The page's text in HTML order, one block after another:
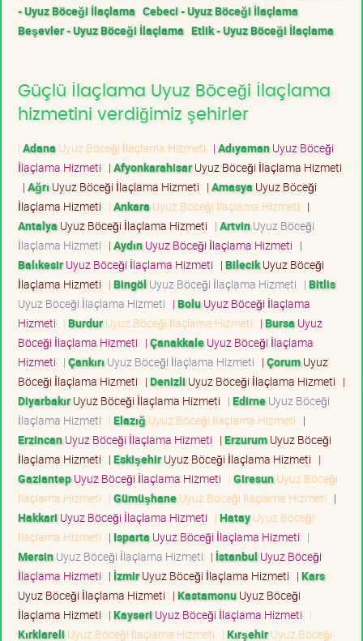
- Uyuz Böceği İlaçlama Cebeci - Uyuz Böceği İlaçlama
Beşevler - Uyuz Böceği İlaçlama Etlik - Uyuz Böceği İlaçlama
Güçlü İlaçlama Uyuz Böceği İlaçlama
hizmetini verdiğimiz şehirler
| Adana Uyuz Böceği İlaçlama Hizmeti | AdıyamanUyuz Böceği
İlaçlama Hizmeti | AfyonkarahisarUyuz Böceği İlaçlama Hizmeti
| Ağrı Uyuz Böceği İlaçlama Hizmeti | Amasya Uyuz Böceği
İlaçlama Hizmeti | Ankara Uyuz Böceği İlaçlama Hizmeti |
Antalya Uyuz Böceği İlaçlama Hizmeti | ArtvinUyuz Böceği
İlaçlama Hizmeti | AydınUyuz Böceği İlaçlama Hizmeti |
BalıkesirUyuz Böceği İlaçlama Hizmeti | BilecikUyuz Böceği
İlaçlama Hizmeti | Bingöl Uyuz Böceği İlaçlama Hizmeti | Bitlis
Uyuz Böceği İlaçlama Hizmeti | BoluUyuz Böceği İlaçlama
Hizmeti | BurdurUyuz Böceği İlaçlama Hizmeti | Bursa Uyuz
Böceği İlaçlama Hizmeti | ÇanakkaleUyuz Böceği İlaçlama
Hizmeti | Çankırı Uyuz Böceği İlaçlama Hizmeti | ÇorumUyuz
Böceği İlaçlama Hizmeti | Denizli Uyuz Böceği İlaçlama Hizmeti |
DiyarbakırUyuz Böceği İlaçlama Hizmeti | EdirneUyuz Böceği
İlaçlama Hizmeti | Elazığ Uyuz Böceği İlaçlama Hizmeti |
ErzincanUyuz Böceği İlaçlama Hizmeti | ErzurumUyuz Böceği
İlaçlama Hizmeti | EskişehirUyuz Böceği İlaçlama Hizmeti |
GaziantepUyuz Böceği İlaçlama Hizmeti | GiresunUyuz Böceği
İlaçlama Hizmeti | GümüşhaneUyuz Böceği İlaçlama Hizmeti |
Hakkari Uyuz Böceği İlaçlama Hizmeti | HatayUyuz Böceği
İlaçlama Hizmeti | Isparta Uyuz Böceği İlaçlama Hizmeti |
MersinUyuz Böceği İlaçlama Hizmeti | İstanbul Uyuz Böceği
İlaçlama Hizmeti | İzmirUyuz Böceği İlaçlama Hizmeti | Kars
Uyuz Böceği İlaçlama Hizmeti | KastamonuUyuz Böceği
İlaçlama Hizmeti | Kayseri Uyuz Böceği İlaçlama Hizmeti |
Kırklareli Uyuz Böceği İlaçlama Hizmeti | KırşehirUyuz Böceği